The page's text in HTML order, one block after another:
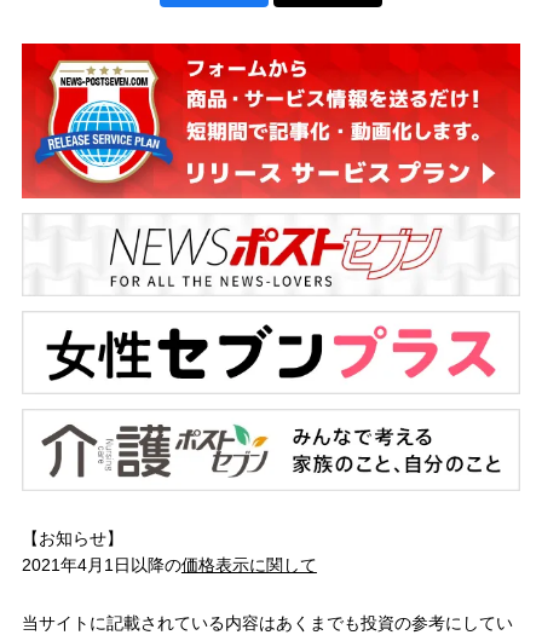
【お知らせ】
2021年4月1日以降の価格表示に関して
当サイトに記載されている内容はあくまでも投資の参考にしてい